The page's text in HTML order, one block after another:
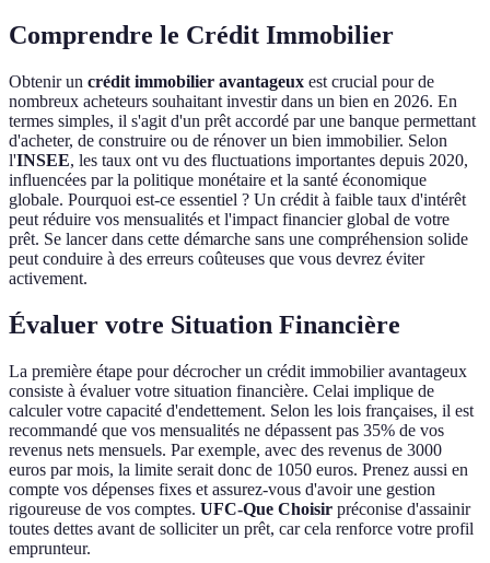
Comprendre le Crédit Immobilier
Obtenir un crédit immobilier avantageux est crucial pour de
nombreux acheteurs souhaitant investir dans un bien en 2026. En
termes simples, il s'agit d'un prêt accordé par une banque permettant
d'acheter, de construire ou de rénover un bien immobilier. Selon
l'INSEE, les taux ont vu des fluctuations importantes depuis 2020,
influencées par la politique monétaire et la santé économique
globale. Pourquoi est-ce essentiel ? Un crédit à faible taux d'intérêt
peut réduire vos mensualités et l'impact financier global de votre
prêt. Se lancer dans cette démarche sans une compréhension solide
peut conduire à des erreurs coûteuses que vous devrez éviter
activement.
Évaluer votre Situation Financière
La première étape pour décrocher un crédit immobilier avantageux
consiste à évaluer votre situation financière. Celai implique de
calculer votre capacité d'endettement. Selon les lois françaises, il est
recommandé que vos mensualités ne dépassent pas 35% de vos
revenus nets mensuels. Par exemple, avec des revenus de 3000
euros par mois, la limite serait donc de 1050 euros. Prenez aussi en
compte vos dépenses fixes et assurez-vous d'avoir une gestion
rigoureuse de vos comptes. UFC-Que Choisir préconise d'assainir
toutes dettes avant de solliciter un prêt, car cela renforce votre profil
emprunteur.